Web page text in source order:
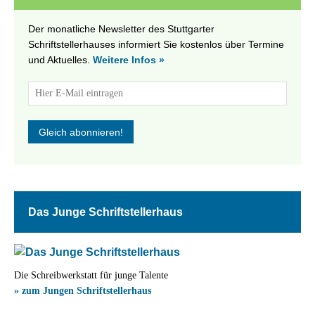
Der monatliche Newsletter des Stuttgarter
Schriftstellerhauses informiert Sie kostenlos über Termine
und Aktuelles. Weitere Infos »
Das Junge Schriftstellerhaus
Die Schreibwerkstatt für junge Talente
» zum Jungen Schriftstellerhaus